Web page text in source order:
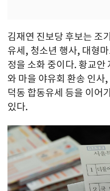
김재연 진보당 후보는 조
유세, 청소년 행사, 대형
정을 소화 중이다. 황교안
와 마을 야유회 환송 인사
덕동 합동유세 등을 이어
있다.